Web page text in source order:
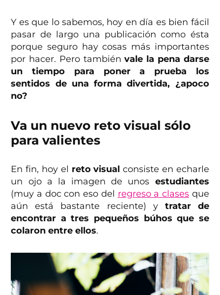
Y es que lo sabemos, hoy en día es bien fácil
pasar de largo una publicación como ésta
porque seguro hay cosas más importantes
por hacer. Pero tambiénvale la pena darse
un tiempo para poner a prueba los
sentidos de una forma divertida, ¿apoco
no?
Va un nuevo reto visual sólo
para valientes
En fin, hoy el reto visual consiste en echarle
un ojo a la imagen de unos estudiantes
(muy a doc con eso del regreso a clasesque
aún está bastante reciente) y tratar de
encontrar a tres pequeños búhos que se
colaron entre ellos.